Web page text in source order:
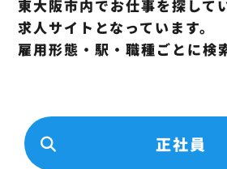
東大阪市内でお仕事を探して
求人サイトとなっています。
雇用形態・駅・職種ごとに検
正社員